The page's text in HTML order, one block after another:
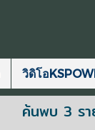
วิดิโอ
ค้นพบ 3 รา